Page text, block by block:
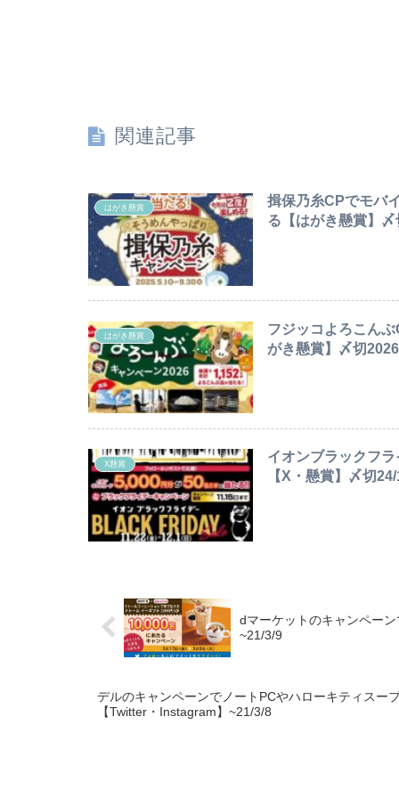
関連記事
はがき懸賞
揖保乃糸CPでモバ
る【はがき懸賞】
はがき懸賞
フジッコよろこん
がき懸賞】〆切
X懸賞
イオンブラックフ
【X・懸賞】〆切
dマーケットのキャンペー
~21/3/9
デルのキャンペーンでノートPCやハローキティスー
【Twitter・Instagram】~21/3/8